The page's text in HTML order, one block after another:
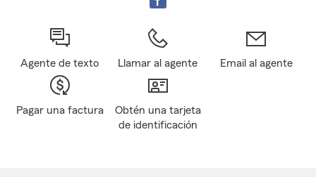
Agente de texto Llamar al agente Email al agente
Pagar una factura
Obtén una tarjeta
de identificación